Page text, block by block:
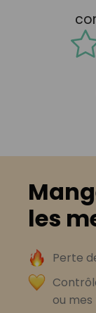
les
Perte
ou